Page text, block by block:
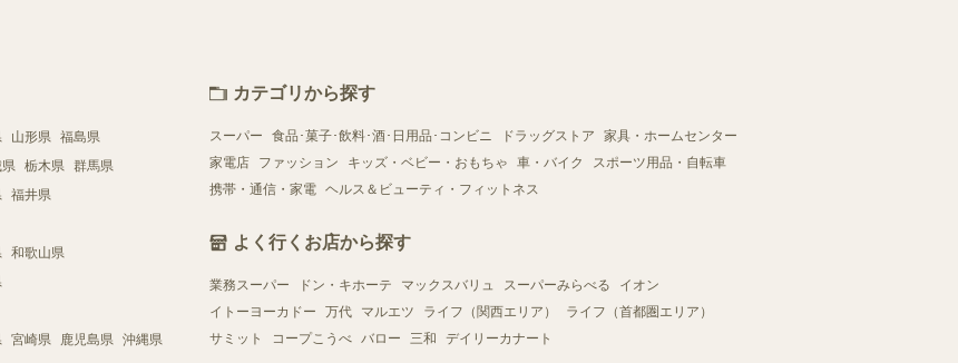
山形県 福島県
栃木県 群馬県
福井県
和歌山県
宮崎県 鹿児島県 沖縄県
カテゴリから探す
スーパー 食品･菓子･飲料･酒･日用品･コンビニ ドラッグストア
家具・ホームセンター
家電店
ファッション キッズ・ベビー・おもちゃ 車・バイク
スポーツ用品・自転車
携帯・通信・家電 ヘルス＆ビューティ・フィットネス
よく行くお店から探す
業務スーパー ドン・キホーテ マックスバリュ スーパーみらべる
イオン
イトーヨーカドー
万代 マルエツ ライフ（関西エリア）
ライフ（首都圏エリア）
サミット
コープこうべ バロー 三和 デイリーカナート